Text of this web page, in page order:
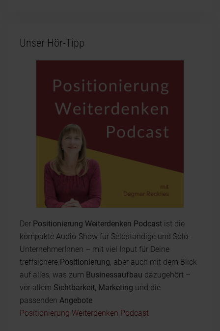
Unser Hör-Tipp
Der Positionierung Weiterdenken Podcast ist die
kompakte Audio-Show für Selbständige und Solo-
UnternehmerInnen – mit viel Input für Deine
treffsichere Positionierung, aber auch mit dem Blick
auf alles, was zum Businessaufbau dazugehört –
vor allem Sichtbarkeit, Marketing und die
passenden Angebote
Positionierung Weiterdenken Podcast